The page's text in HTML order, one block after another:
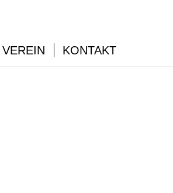
VEREIN KONTAKT